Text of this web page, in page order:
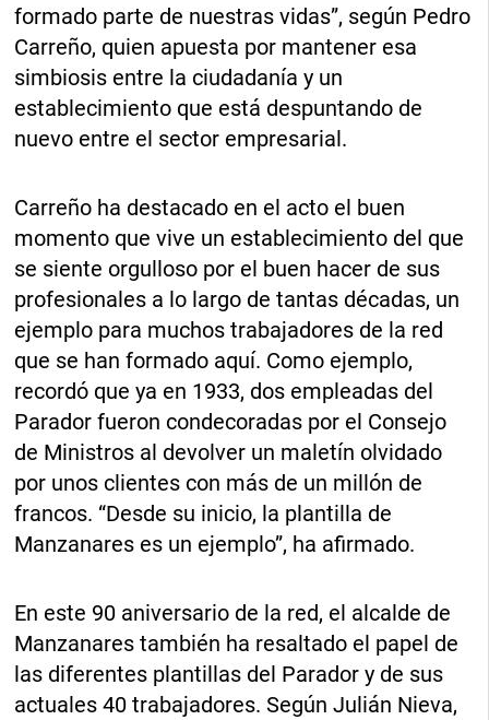
formado parte de nuestras vidas”, según Pedro
Carreño, quien apuesta por mantener esa
simbiosis entre la ciudadanía y un
establecimiento que está despuntando de
nuevo entre el sector empresarial.
Carreño ha destacado en el acto el buen
momento que vive un establecimiento del que
se siente orgulloso por el buen hacer de sus
profesionales a lo largo de tantas décadas, un
ejemplo para muchos trabajadores de la red
que se han formado aquí. Como ejemplo,
recordó que ya en 1933, dos empleadas del
Parador fueron condecoradas por el Consejo
de Ministros al devolver un maletín olvidado
por unos clientes con más de un millón de
francos. “Desde su inicio, la plantilla de
Manzanares es un ejemplo”, ha afirmado.
En este 90 aniversario de la red, el alcalde de
Manzanares también ha resaltado el papel de
las diferentes plantillas del Parador y de sus
actuales 40 trabajadores. Según Julián Nieva,